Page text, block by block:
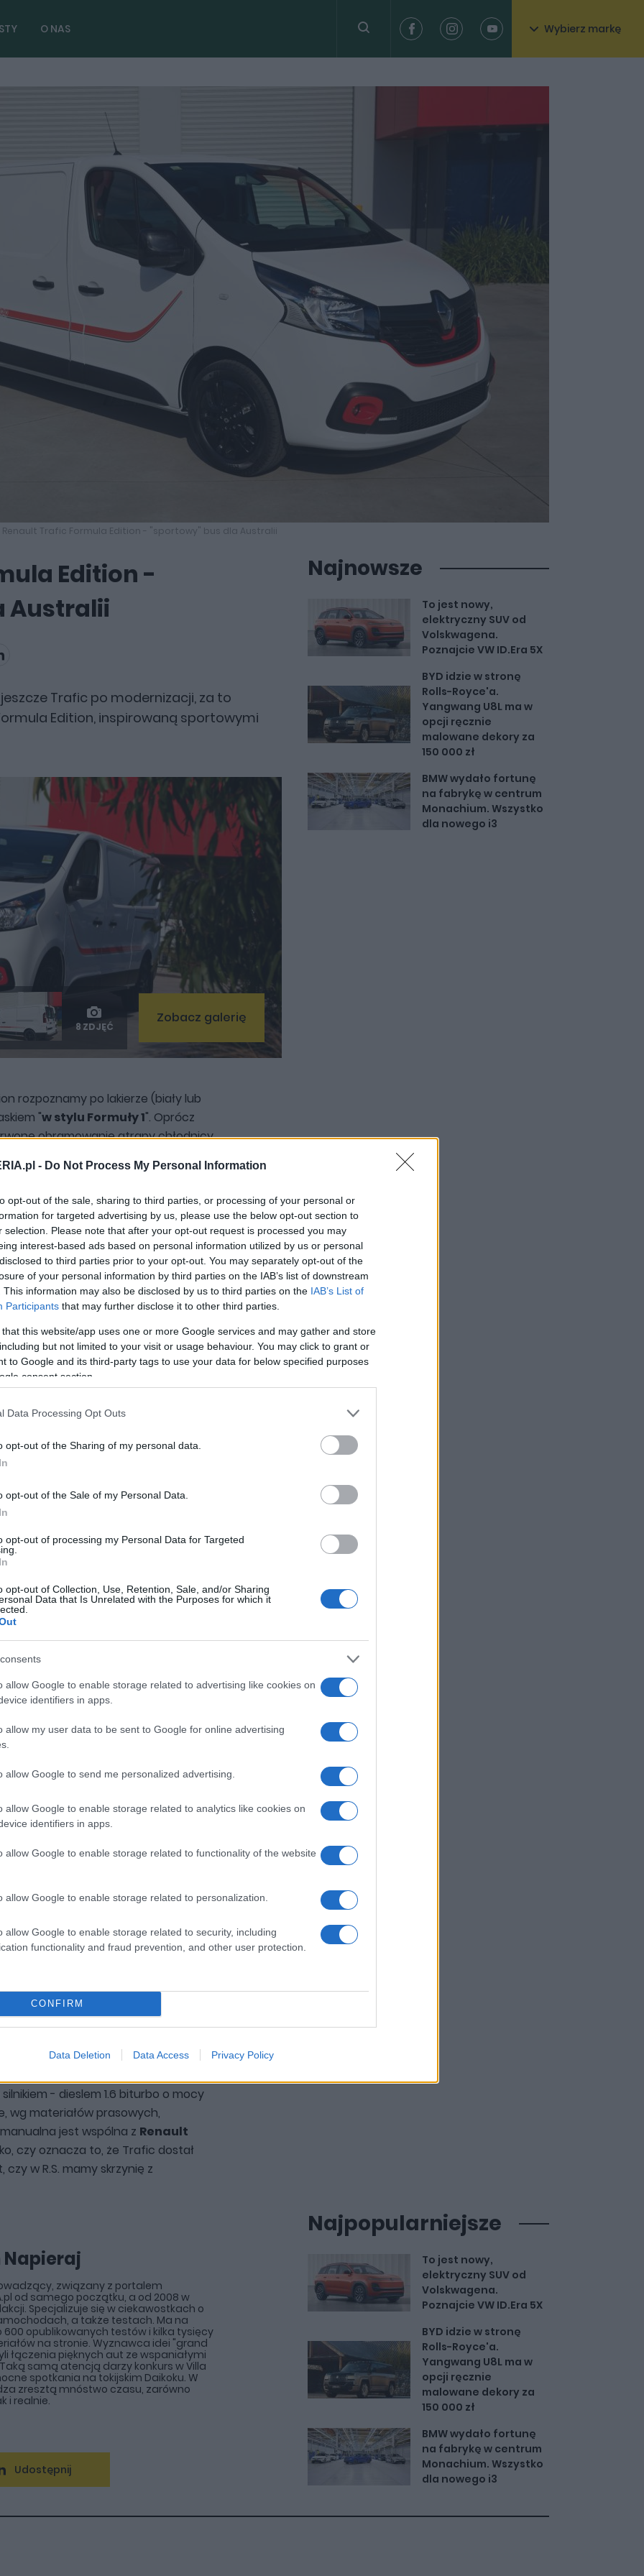
- Do Not Process My Personal Information
opt-out of the sale, sharing to third parties, or processing of your personal or
for targeted advertising by us, please use the below opt-out section to
selection. Please note that after your opt-out request is processed you may
interest-based ads based on personal information utilized by us or personal
to third parties prior to your opt-out. You may separately opt-out of the
of your personal information by third parties on the IAB’s list of downstream
This information may also be disclosed by us to third parties on the IAB’s List of
Participants that may further disclose it to other third parties.
that this website/app uses one or more Google services and may gather and store
but not limited to your visit or usage behaviour. You may click to grant or
to Google and its third-party tags to use your data for below specified purposes
consent section.
Data Processing Opt Outs
opt-out of the Sharing of my personal data.
opt-out of the Sale of my Personal Data.
opt-out of processing my Personal Data for Targeted
opt-out of Collection, Use, Retention, Sale, and/or Sharing
Data that Is Unrelated with the Purposes for which it
allow Google to enable storage related to advertising like cookies on
identifiers in apps.
allow my user data to be sent to Google for online advertising
allow Google to send me personalized advertising.
allow Google to enable storage related to analytics like cookies on
identifiers in apps.
allow Google to enable storage related to functionality of the website
allow Google to enable storage related to personalization.
allow Google to enable storage related to security, including
functionality and fraud prevention, and other user protection.
CONFIRM
Data Deletion Data Access Privacy Policy
O NAS Wybierz markę
Renault Trafic Formula Edition - "sportowy" bus dla Australii
Edition -
Australii
Trafic po modernizacji, za to
Edition, inspirowaną sportowymi
8 ZDJĘĆ
Zobacz galerię
rozpoznamy po lakierze (biały lub
"w stylu Formuły 1". Oprócz
obramowanie atrapy chłodnicy,
z czerwonymi wstawkami i
jazdy dziennej. W kolorze nadwozia
świateł, który zazwyczaj jest
też siedemnastocalowe felgi
tapicerkaJava,podgrzewane
dywaniki i "deska rozdzielcza
wstawki, dodatkowy schowek
i wykończony skórą i chromem
jest guzikiem, jest też
oświetlenie wnętrza i klimatyzacja.
- dieslem 1.6 biturbo o mocy
wg materiałów prasowych,
jest wspólna z Renault
czy oznacza to, że Trafic dostał
w R.S. mamy skrzynię z
związany z portalem
od samego początku, a od 2008 w
Specjalizuje się w ciekawostkach o
a także testach. Ma na
600 opublikowanych testów i kilka tysięcy
na stronie. Wyznawca idei "grand
łączenia pięknych aut ze wspaniałymi
samą atencją darzy konkurs w Villa
spotkania na tokijskim Daikoku. W
zresztą mnóstwo czasu, zarówno
i realnie.
Udostępnij
Najnowsze
To jest nowy,
elektryczny SUV od
Volskwagena.
Poznajcie VW ID.Era 5X
BYD idzie w stronę
Rolls-Royce'a.
Yangwang U8L ma w
opcji ręcznie
malowane dekory za
150 000 zł
BMW wydało fortunę
na fabrykę w centrum
Monachium. Wszystko
dla nowego i3
Najpopularniejsze
To jest nowy,
elektryczny SUV od
Volskwagena.
Poznajcie VW ID.Era 5X
BYD idzie w stronę
Rolls-Royce'a.
Yangwang U8L ma w
opcji ręcznie
malowane dekory za
150 000 zł
BMW wydało fortunę
na fabrykę w centrum
Monachium. Wszystko
dla nowego i3